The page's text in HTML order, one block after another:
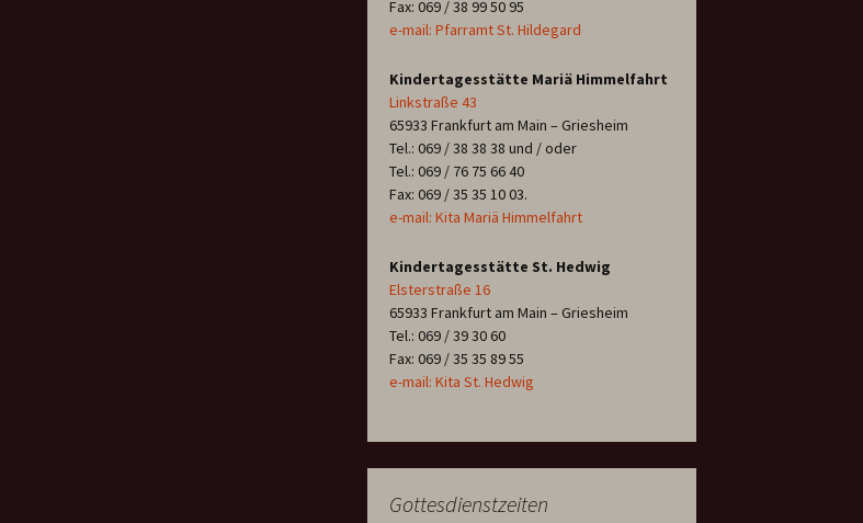
Fax: 069 / 38 99 50 95
e-mail: Pfarramt St. Hildegard
Kindertagesstätte Mariä Himmelfahrt
Linkstraße 43
65933 Frankfurt am Main – Griesheim
Tel.: 069 / 38 38 38 und / oder
Tel.: 069 / 76 75 66 40
Fax: 069 / 35 35 10 03.
e-mail: Kita Mariä Himmelfahrt
Kindertagesstätte St. Hedwig
Elsterstraße 16
65933 Frankfurt am Main – Griesheim
Tel.: 069 / 39 30 60
Fax: 069 / 35 35 89 55
e-mail: Kita St. Hedwig
Gottesdienstzeiten